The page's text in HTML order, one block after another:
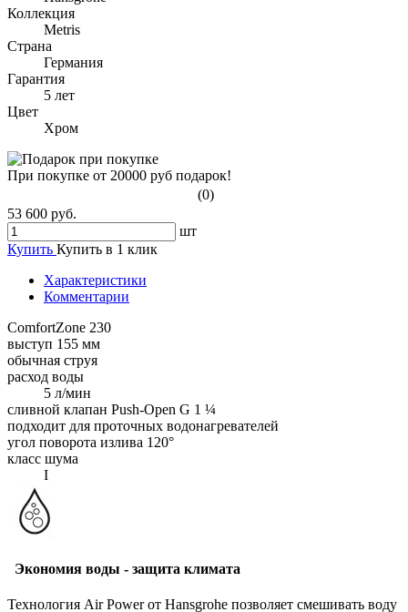
Коллекция
Metris
Страна
Германия
Гарантия
5 лет
Цвет
Хром
При покупке от 20000 руб подарок!
(0)
53 600 руб.
шт
Купить Купить в 1 клик
Характеристики
Комментарии
ComfortZone 230
выступ 155 мм
обычная струя
расход воды
5 л/мин
сливной клапан Push-Open G 1 ¼
подходит для проточных водонагревателей
угол поворота излива 120°
класс шума
I
Экономия воды - защита климата
Технология Air Power от Hansgrohe позволяет смешивать воду